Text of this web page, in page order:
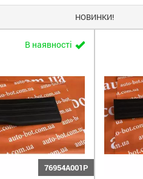
НОВИНКИ!
В наявності
76954A001P